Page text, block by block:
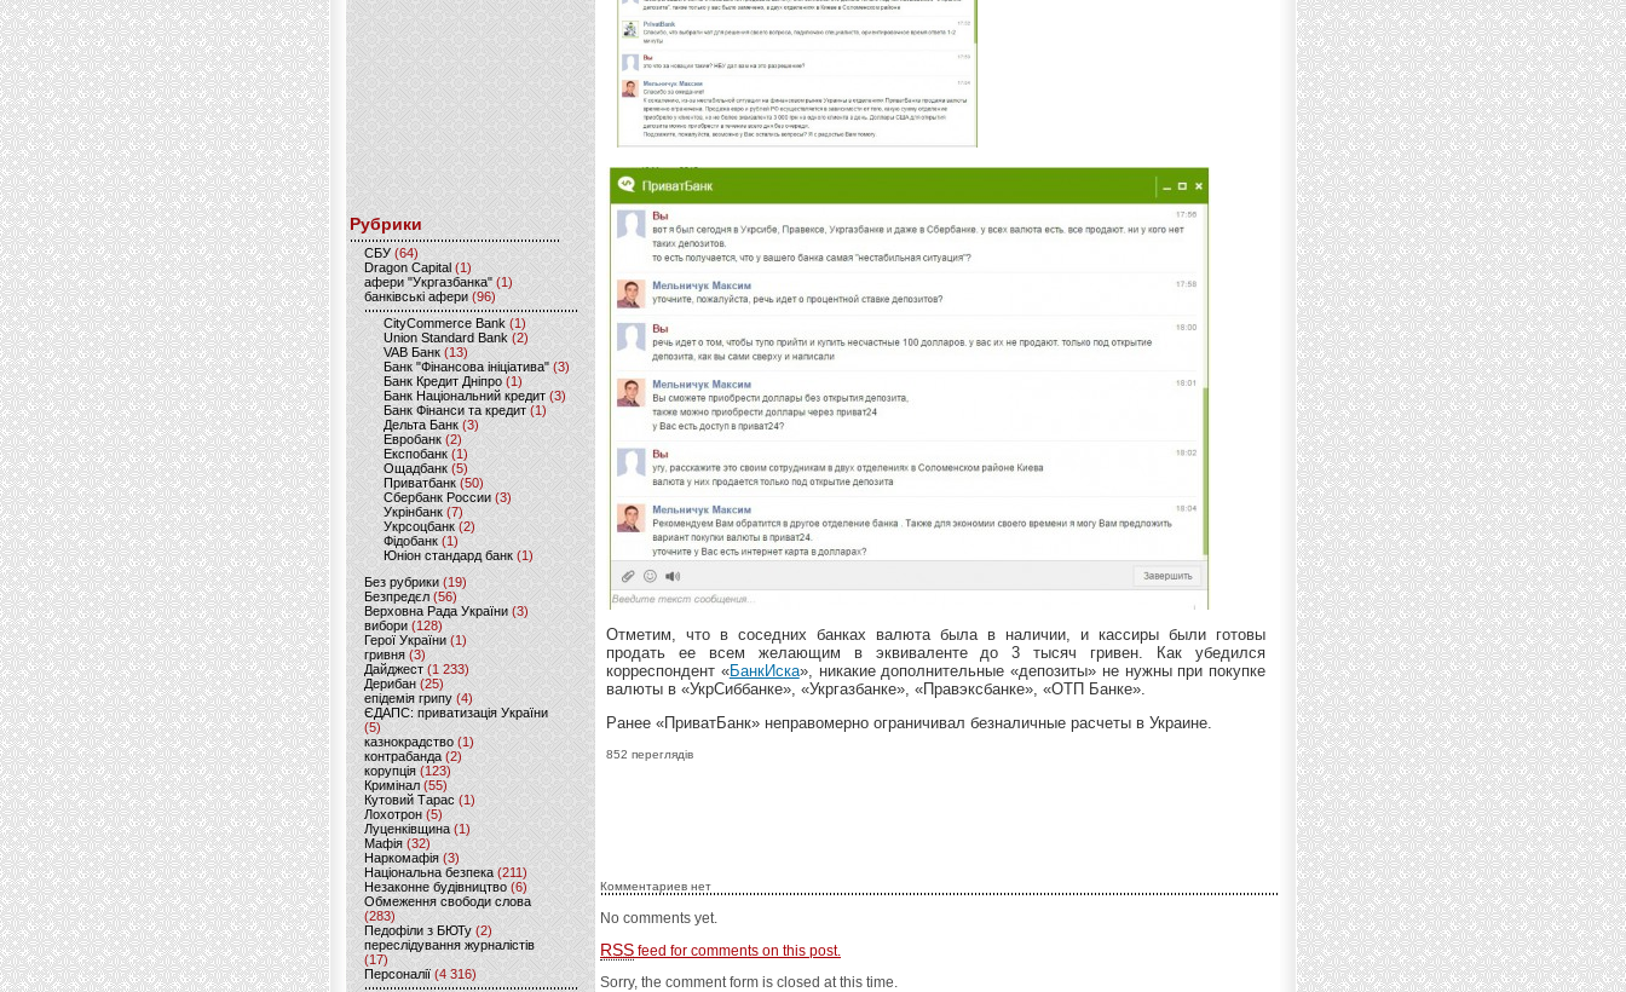
Рубрики
CБУ (64)
Dragon Capital (1)
афери "Укргазбанка" (1)
банківські афери (96)
CityCommerce Bank (1)
Union Standard Bank (2)
VAB Банк (13)
Банк "Фінансова ініціатива" (3)
Банк Кредит Дніпро (1)
Банк Національний кредит (3)
Банк Фінанси та кредит (1)
Дельта Банк (3)
Евробанк(2)
Експобанк (1)
Ощадбанк(5)
Приватбанк (50)
Сбербанк России (3)
Укрінбанк(7)
Укрсоцбанк (2)
Фідобанк (1)
Юніон стандард банк(1)
Без рубрики (19)
Безпредєл(56)
Верховна Рада України (3)
вибори(128)
Герої України(1)
гривня (3)
Дайджест (1 233)
Дерибан (25)
епідемія грипу (4)
ЄДАПС: приватизація України
(5)
казнокрадство (1)
контрабанда (2)
корупція (123)
Кримінал (55)
Кутовий Тарас (1)
Лохотрон(5)
Луценківщина (1)
Мафія (32)
Наркомафія (3)
Національна безпека (211)
Незаконне будівництво(6)
Обмеження свободи слова
(283)
Педофіли з БЮТу (2)
переслідування журналістів
(17)
Персоналії (4 316)
Отметим, что в соседних банках валюта была в наличии, и кассиры были готовы
продать ее всем желающим в эквиваленте до 3 тысяч гривен. Как убедился
корреспондент «БанкИска», никакие дополнительные «депозиты» не нужны при покупке
валюты в «УкрСиббанке», «Укргазбанке», «Правэксбанке», «ОТП Банке».
Ранее «ПриватБанк» неправомерно ограничивал безналичные расчеты в Украине.
852 переглядів
Комментариев нет
No comments yet.
RSS feed for comments on this post.
Sorry, the comment form is closed at this time.